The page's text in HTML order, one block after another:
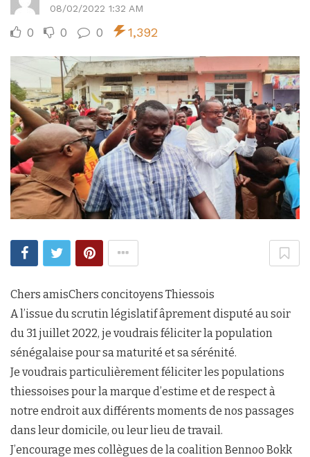
08/02/2022 1:32 AM
0 0 0 1,392
Chers amisChers concitoyens Thiessois
A l’issue du scrutin législatif âprement disputé au soir
du 31 juillet 2022, je voudrais féliciter la population
sénégalaise pour sa maturité et sa sérénité.
Je voudrais particulièrement féliciter les populations
thiessoises pour la marque d’estime et de respect à
notre endroit aux différents moments de nos passages
dans leur domicile, ou leur lieu de travail.
J’encourage mes collègues de la coalition Bennoo Bokk